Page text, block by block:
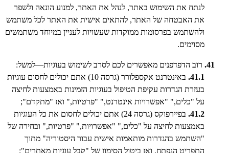
לנתח את השימוש באתר, לנהל את האתר, למנוע הונאה ולשפר
את האבטחה של האתר, להתאים אישית את האתר לכל משתמש
ולהשתמש בפרסומות ממוקדות שעשויות לעניין במיוחד משתמשים
מסוימים.
41. רוב הדפדפנים מאפשרים לכם לסרב לשימוש בעוגיות—למשל:
41.1.
באינטרנט אקספלורר (גרסה 10) אתם יכולים לחסום עוגיות
בעזרת הגדרות עקיפת הטיפול בעוגיות הזמינות באמצעות לחיצה
על "כלים," "אפשרויות אינטרנט," "פרטיות," ואז "מתקדם";
41.2.
בפיירפוקס (גרסה 24) אתם יכולים לחסום את כל העוגיות
באמצעות לחיצה על "כלים," "אפשרויות," "פרטיות," ובחירה של
"השתמש בהגדרות מותאמות אישית עבור היסטוריה" מתוך
התפריט הנפתח, ואז ביטול הסימון של "קבל עוגיות מאתרים";